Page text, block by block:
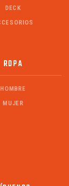
DECK
ROPA
HOMBRE
MUJER